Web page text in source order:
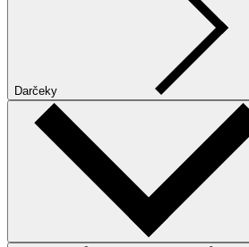
Darčeky